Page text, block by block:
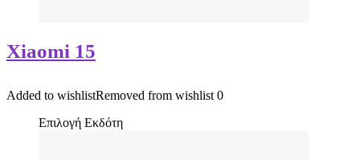
Xiaomi 15
Added to wishlistRemoved from wishlist 0
Επιλογή Εκδότη